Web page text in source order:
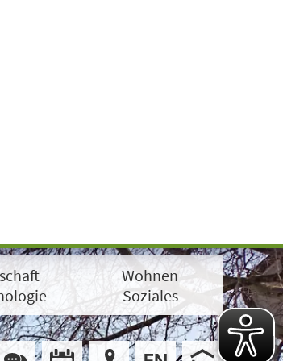
Wohnen
Soziales